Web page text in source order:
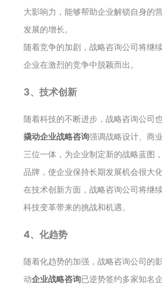
大影响力，能够帮助企业解锁自身的
发展的增长。
随着竞争的加剧，战略咨询公司将继
企业在激烈的竞争中脱颖而出。
3、技术创新
随着科技的不断进步，战略咨询公司
撬动企业战略咨询强调战略设计、商
三位一体，为企业制定新的战略蓝图
品牌，使企业保持长期发展机会很大化
在技术创新方面，战略咨询公司将继
科技变革带来的挑战和机遇。
4、化趋势
随着化趋势的加强，战略咨询公司的
动企业战略咨询已逆势签约多家知名